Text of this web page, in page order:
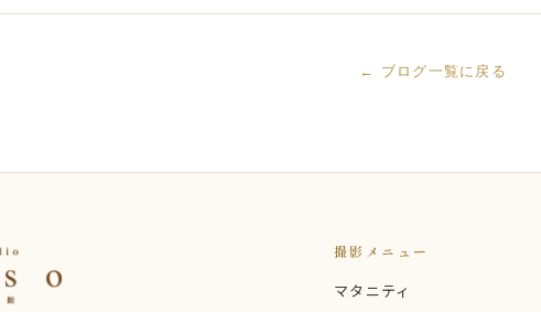
← ブログ一覧に戻る
撮影メニュー
マタニティ